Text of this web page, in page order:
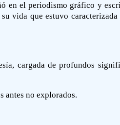
en el periodismo gráfico y
vida que estuvo caracterizada
cargada de profundos
antes no explorados.